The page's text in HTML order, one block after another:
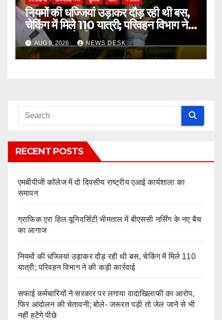
नियमों की धज्जियां उड़ाकर दौड़ रही थी बस,
चेकिंग में मिले 110 यात्री; परिवहन विभाग ने
की कड़ी कार्रवाई
AUG 9, 2026 NEWS DESK
RECENT POSTS
एमबीपीजी कॉलेज में दो दिवसीय राष्ट्रीय एआई कार्यशाला का
समापन
ग्राफिक एरा हिल यूनिवर्सिटी भीमताल में बीएससी नर्सिंग के नए बैच
का आगाज
नियमों की धज्जियां उड़ाकर दौड़ रही थी बस, चेकिंग में मिले 110
यात्री; परिवहन विभाग ने की कड़ी कार्रवाई
सफाई कर्मचारियों ने सरकार पर लगाया वादाखिलाफी का आरोप,
फिर आंदोलन की चेतावनी; बोले- जरूरत पड़ी तो जेल जाने से भी
नहीं हटेंगे पीछे